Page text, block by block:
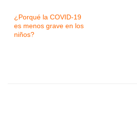
¿Porqué la COVID-19
es menos grave en los
niños?